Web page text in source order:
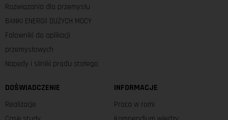
Rozwiązania dla przemysłu
BANKI ENERGII DUŻYCH MOCY
Falowniki do aplikacji
przemysłowych
Napędy i silniki prądu stałego
DOŚWIADCZENIE
Realizacje
INFORMACJE
Praca w romi